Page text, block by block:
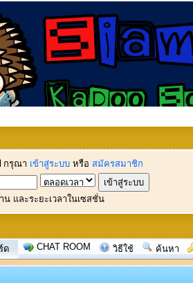
กรุณา เข้าสู่ระบบ หรือ สมัครสมาชิก
และระยะเวลาในเซสชั่น
ด CHAT ROOM วิธีใช้ ค้นหา